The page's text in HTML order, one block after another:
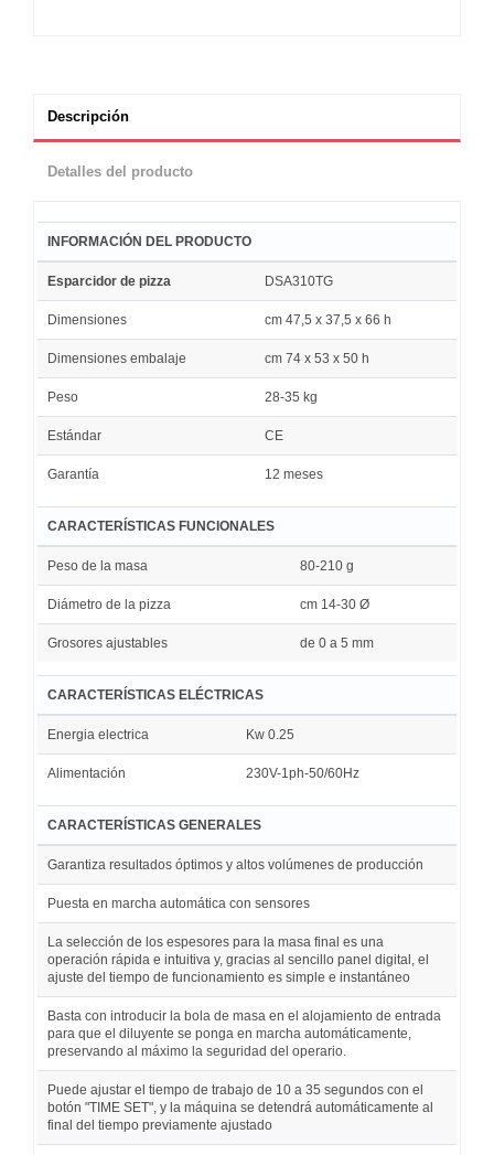
Descripción
Detalles del producto
INFORMACIÓN DEL PRODUCTO
Esparcidor de pizza DSA310TG
Dimensiones cm 47,5 x 37,5 x 66 h
Dimensiones embalaje cm 74 x 53 x 50 h
Peso 28-35 kg
Estándar CE
Garantía 12 meses
CARACTERÍSTICAS FUNCIONALES
Peso de la masa 80-210 g
Diámetro de la pizza cm 14-30 Ø
Grosores ajustables de 0 a 5 mm
CARACTERÍSTICAS ELÉCTRICAS
Energia electrica Kw 0.25
Alimentación 230V-1ph-50/60Hz
CARACTERÍSTICAS GENERALES
Garantiza resultados óptimos y altos volúmenes de producción
Puesta en marcha automática con sensores
La selección de los espesores para la masa final es una
operación rápida e intuitiva y, gracias al sencillo panel digital, el
ajuste del tiempo de funcionamiento es simple e instantáneo
Basta con introducir la bola de masa en el alojamiento de entrada
para que el diluyente se ponga en marcha automáticamente,
preservando al máximo la seguridad del operario.
Puede ajustar el tiempo de trabajo de 10 a 35 segundos con el
botón "TIME SET", y la máquina se detendrá automáticamente al
final del tiempo previamente ajustado